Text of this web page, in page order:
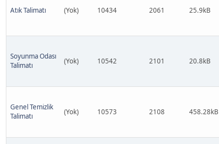
Atık Talimatı (Yok) 10434 2061 25.9kB
Soyunma Odası
Talimatı
(Yok) 10542 2101 20.8kB
Genel Temizlik
Talimatı
(Yok) 10573 2108 458.28kB